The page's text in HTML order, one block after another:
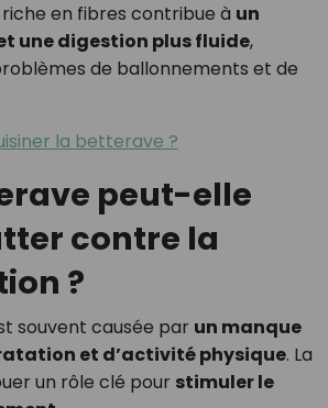
en fibres contribue à un
une digestion plus fluide,
de ballonnements et de
la betterave ?
peut-elle
contre la
?
souvent causée par un manque
et d’activité physique. La
un rôle clé pour stimuler le